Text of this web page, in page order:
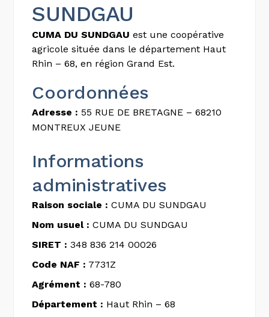
SUNDGAU
CUMA DU SUNDGAU est une coopérative
agricole située dans le département Haut
Rhin – 68, en région Grand Est.
Coordonnées
Adresse : 55 RUE DE BRETAGNE – 68210
MONTREUX JEUNE
Informations
administratives
Raison sociale : CUMA DU SUNDGAU
Nom usuel : CUMA DU SUNDGAU
SIRET : 348 836 214 00026
Code NAF : 7731Z
Agrément : 68-780
Département : Haut Rhin – 68